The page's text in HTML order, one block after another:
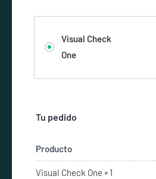
Visual Check
One
Tu pedido
Producto
Visual Check One× 1